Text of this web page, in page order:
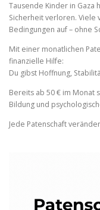
Tausende Kinder in Gaza
Sicherheit verloren. Viele
Bedingungen auf – ohne
Mit einer monatlichen
finanzielle Hilfe:
Du gibst Hoffnung,
Bereits ab 50 € im Monat
Bildung und
Jede Patenschaft